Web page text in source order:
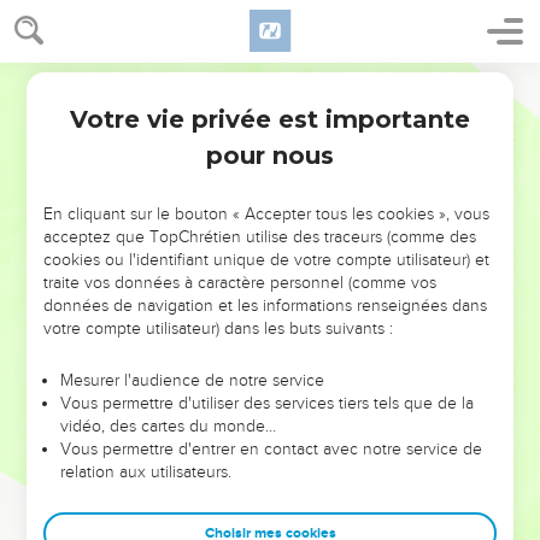
NE MANQUEZ PAS L’ÉVÉNEMENT
DE L’ANNÉE !
ET SI LEURS ERREURS POUVAIENT VOUS ÉVITER LES
VOTRES ?
leur foi ou leur vision. Mais on voit moins les doutes, les erreurs
et les saisons difficiles qu'ils ont traversés, alors même que ce
sont elles qui les ont façonnés.
Dans cette conférence, leaders, entrepreneurs, et responsables
clés pour avancer avec plus de sagesse afin que leurs erreurs
Votre vie privée est importante
pour nous
En cliquant sur le bouton « Accepter tous les cookies », vous
acceptez que TopChrétien utilise des traceurs (comme des
cookies ou l'identifiant unique de votre compte utilisateur) et
traite vos données à caractère personnel (comme vos
données de navigation et les informations renseignées dans
votre compte utilisateur) dans les buts suivants :
Mesurer l'audience de notre service
Vous permettre d'utiliser des services tiers tels que de la
vidéo, des cartes du monde…
Vous permettre d'entrer en contact avec notre service de
relation aux utilisateurs.
Choisir mes cookies